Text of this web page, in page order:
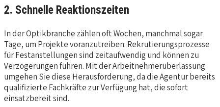
2. Schnelle Reaktionszeiten
In der Optikbranche zählen oft Wochen, manchmal sogar
Tage, um Projekte voranzutreiben. Rekrutierungsprozesse
für Festanstellungen sind zeitaufwendig und können zu
Verzögerungen führen. Mit der Arbeitnehmerüberlassung
umgehen Sie diese Herausforderung, da die Agentur bereits
qualifizierte Fachkräfte zur Verfügung hat, die sofort
einsatzbereit sind.